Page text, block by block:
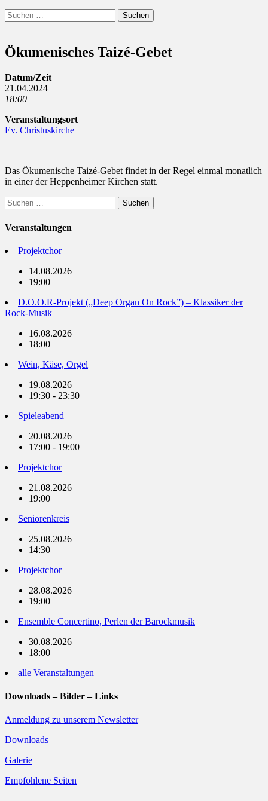
Suchen
Suchen
nach:
Ökumenisches Taizé-Gebet
Datum/Zeit
21.04.2024
18:00
Veranstaltungsort
Ev. Christuskirche
Das Ökumenische Taizé-Gebet findet in der Regel einmal monatlich
in einer der Heppenheimer Kirchen statt.
Suchen
nach:
Veranstaltungen
Projektchor
14.08.2026
19:00
D.O.O.R-Projekt („Deep Organ On Rock”) – Klassiker der
Rock-Musik
16.08.2026
18:00
Wein, Käse, Orgel
19.08.2026
19:30 - 23:30
Spieleabend
20.08.2026
17:00 - 19:00
Projektchor
21.08.2026
19:00
Seniorenkreis
25.08.2026
14:30
Projektchor
28.08.2026
19:00
Ensemble Concertino, Perlen der Barockmusik
30.08.2026
18:00
alle Veranstaltungen
Downloads – Bilder – Links
Anmeldung zu unserem Newsletter
Downloads
Galerie
Empfohlene Seiten